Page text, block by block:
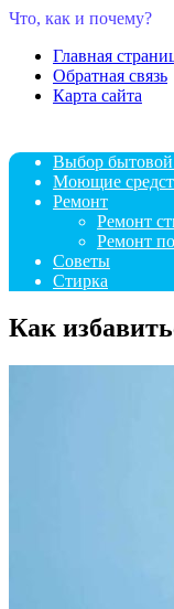
Что, как и почему?
Главная
Обратная связь
Карта сайта
Выбор бытовой
Моющие
Ремонт
Ремонт
Ремонт
Советы
Стирка
Как